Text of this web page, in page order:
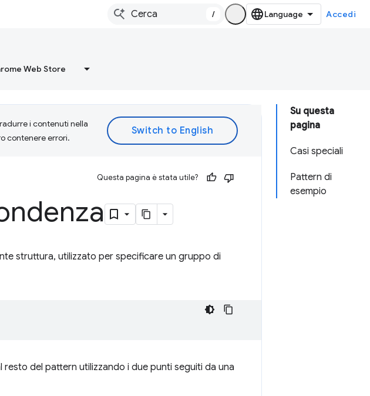
/ Accedi
Web Store
Su questa
pagina
Casi speciali
Pattern di
esempio
i contenuti nella
contenere errori.
Questa pagina è stata utile?
struttura, utilizzato per specificare un gruppo di
del pattern utilizzando i due punti seguiti da una